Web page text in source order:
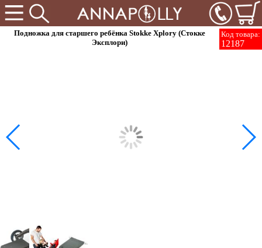
Код товара:
12187
Подножка для старшего ребёнка Stokke Xplory (Стокке
Эксплори)